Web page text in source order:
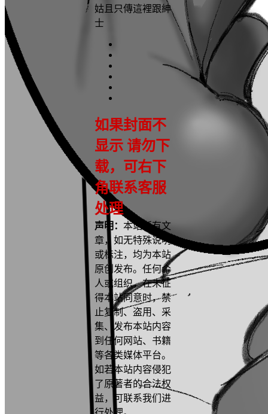
姑且只傳這裡跟紳
士
如果封面不
显示 请勿下
载，可右下
角联系客服
处理
声明： 本站所有文
章，如无特殊说明
或标注，均为本站
原创发布。任何个
人或组织，在未征
得本站同意时，禁
止复制、盗用、采
集、发布本站内容
到任何网站、书籍
等各类媒体平台。
如若本站内容侵犯
了原著者的合法权
益，可联系我们进